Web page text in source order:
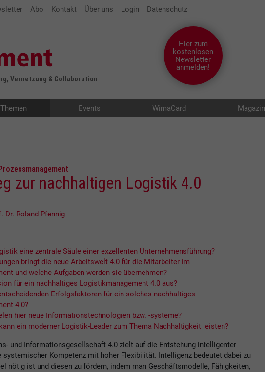
Abo Kontakt Über uns Login Datenschutz
Vernetzung & Collaboration
Hier zum
kostenlosen
Newsletter
anmelden!
Themen Events WimaCard Magazin
zur nachhaltigen Logistik 4.0
Dr. Roland Pfennig
eine zentrale Säule einer exzellenten Unternehmensführung?
bringt die neue Arbeitswelt 4.0 für die Mitarbeiter im
und welche Aufgaben werden sie übernehmen?
für ein nachhaltiges Logistikmanagement 4.0 aus?
Erfolgsfaktoren für ein solches nachhaltiges
4.0?
hier neue Informationstechnologien bzw. -systeme?
ein moderner Logistik-Leader zum Thema Nachhaltigkeit leisten?
und Informationsgesellschaft 4.0 zielt auf die Entstehung intelligenter
systemischer Kompetenz mit hoher Flexibilität. Intelligenz bedeutet dabei zu
nötig ist und diesen zu fördern, indem man Geschäftsmodelle, Fähigkeiten,